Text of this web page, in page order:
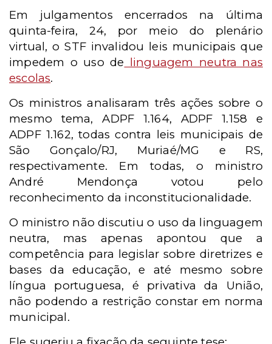
Em julgamentos encerrados na última
quinta-feira, 24, por meio do plenário
virtual, o STF invalidou leis municipais que
impedem o uso de linguagem neutra nas
escolas.
Os ministros analisaram três ações sobre o
mesmo tema, ADPF 1.164, ADPF 1.158 e
ADPF 1.162, todas contra leis municipais de
São Gonçalo/RJ, Muriaé/MG e RS,
respectivamente. Em todas, o ministro
André Mendonça votou pelo
reconhecimento da inconstitucionalidade.
O ministro não discutiu o uso da linguagem
neutra, mas apenas apontou que a
competência para legislar sobre diretrizes e
bases da educação, e até mesmo sobre
língua portuguesa, é privativa da União,
não podendo a restrição constar em norma
municipal.